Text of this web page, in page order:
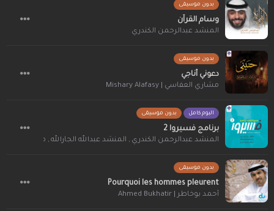
بدون موسيقى
وسام القرآن
المنشد عبدالرحمن الكندري
بدون موسيقى
دعوني أناجي
مشاري العفاسي | Mishary Alafasy
البوم كامل بدون موسيقى
برنامج فسيروا 2
المنشد عبدالرحمن الكندري , المنشد عبدالله الجارالله , ماهر زين - Maher Zain
بدون موسيقى
Pourquoi les hommes pleurent
أحمد بوخاطر | Ahmed Bukhatir